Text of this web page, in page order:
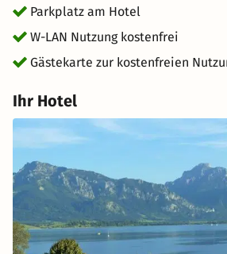
Parkplatz am Hotel
W-LAN Nutzung kostenfrei
Gästekarte zur kostenfreien
Ihr Hotel